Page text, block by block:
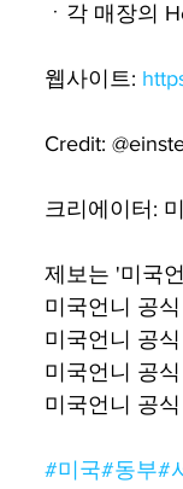
ㆍ각 매장의
웹사이트:
Credit:
크리에이터:
제보는 '미국
미국언니 공
미국언니 공
미국언니 공
미국언니 공
#미국#동부#